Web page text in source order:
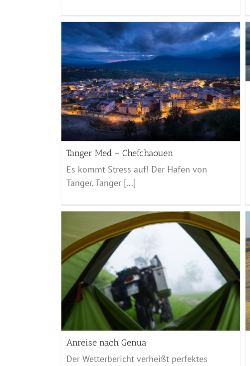
Tanger Med – Chefchaouen
Es kommt Stress auf! Der Hafen von
Tanger, Tanger [...]
Auf See
Marocco - 2017
Anreise nach Genua
Der Wetterbericht verheißt perfektes
Rumänien / Moldavien – 2016
Rumänien & Moldavien - 2016